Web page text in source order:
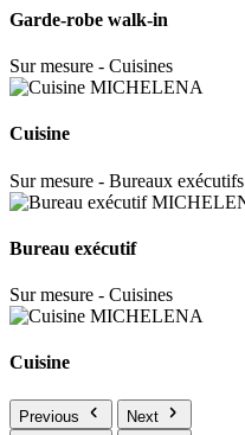
Garde-robe walk-in
Sur mesure - Cuisines
Cuisine
Sur mesure - Bureaux exécutifs
Bureau exécutif
Sur mesure - Cuisines
Cuisine
Previous
Next